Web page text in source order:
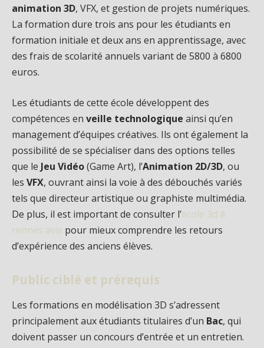
animation 3D, VFX, et gestion de projets numériques.
La formation dure trois ans pour les étudiants en
formation initiale et deux ans en apprentissage, avec
des frais de scolarité annuels variant de 5800 à 6800
euros.
Les étudiants de cette école développent des
compétences en veille technologique ainsi qu’en
management d’équipes créatives. Ils ont également la
possibilité de se spécialiser dans des options telles
que le Jeu Vidéo(Game Art), l’Animation 2D/3D, ou
les VFX, ouvrant ainsi la voie à des débouchés variés
tels que directeur artistique ou graphiste multimédia.
De plus, il est important de consulter l’ecole 3d à
rennes avis pour mieux comprendre les retours
d’expérience des anciens élèves.
Public ciblé et prérequis
Les formations en modélisation 3D s’adressent
principalement aux étudiants titulaires d’un Bac, qui
doivent passer un concours d’entrée et un entretien.